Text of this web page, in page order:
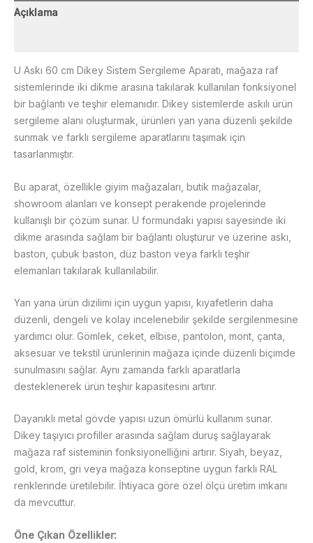
Açıklama
U Askı 60 cm Dikey Sistem Sergileme Aparatı, mağaza raf
sistemlerinde iki dikme arasına takılarak kullanılan fonksiyonel
bir bağlantı ve teşhir elemanıdır. Dikey sistemlerde askılı ürün
sergileme alanı oluşturmak, ürünleri yan yana düzenli şekilde
sunmak ve farklı sergileme aparatlarını taşımak için
tasarlanmıştır.
Bu aparat, özellikle giyim mağazaları, butik mağazalar,
showroom alanları ve konsept perakende projelerinde
kullanışlı bir çözüm sunar. U formundaki yapısı sayesinde iki
dikme arasında sağlam bir bağlantı oluşturur ve üzerine askı,
baston, çubuk baston, düz baston veya farklı teşhir
elemanları takılarak kullanılabilir.
Yan yana ürün dizilimi için uygun yapısı, kıyafetlerin daha
düzenli, dengeli ve kolay incelenebilir şekilde sergilenmesine
yardımcı olur. Gömlek, ceket, elbise, pantolon, mont, çanta,
aksesuar ve tekstil ürünlerinin mağaza içinde düzenli biçimde
sunulmasını sağlar. Aynı zamanda farklı aparatlarla
desteklenerek ürün teşhir kapasitesini artırır.
Dayanıklı metal gövde yapısı uzun ömürlü kullanım sunar.
Dikey taşıyıcı profiller arasında sağlam duruş sağlayarak
mağaza raf sisteminin fonksiyonelliğini artırır. Siyah, beyaz,
gold, krom, gri veya mağaza konseptine uygun farklı RAL
renklerinde üretilebilir. İhtiyaca göre özel ölçü üretim imkanı
da mevcuttur.
Öne Çıkan Özellikler: